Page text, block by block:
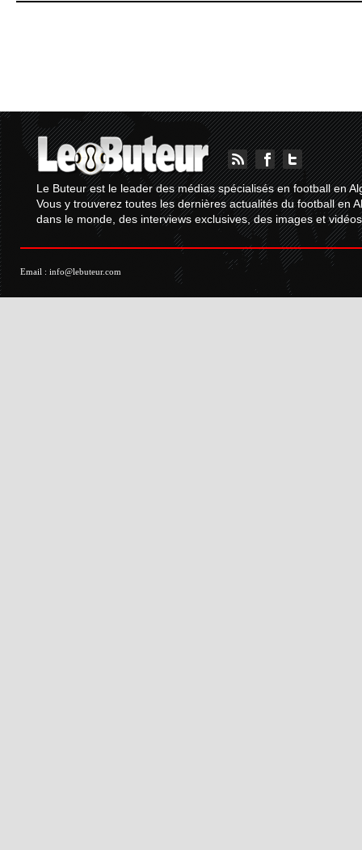
Le Buteur est le leader des médias spécialisés en football en
Vous y trouverez toutes les dernières actualités du football en
dans le monde, des interviews exclusives, des images et
Email : info@lebuteur.com